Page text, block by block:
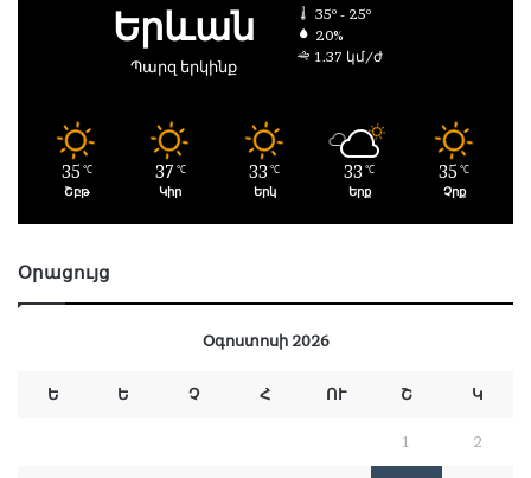
Երևան
Պարզ երկինք
35º - 25º
20%
1.37 կմ/ժ
35 ℃
Շբթ
37 ℃
Կիր
33 ℃
Երկ
33 ℃
Երք
35 ℃
Չրք
Օրացույց
Օգոստոսի 2026
Ե Ե Չ Հ ՈՒ Շ Կ
1 2